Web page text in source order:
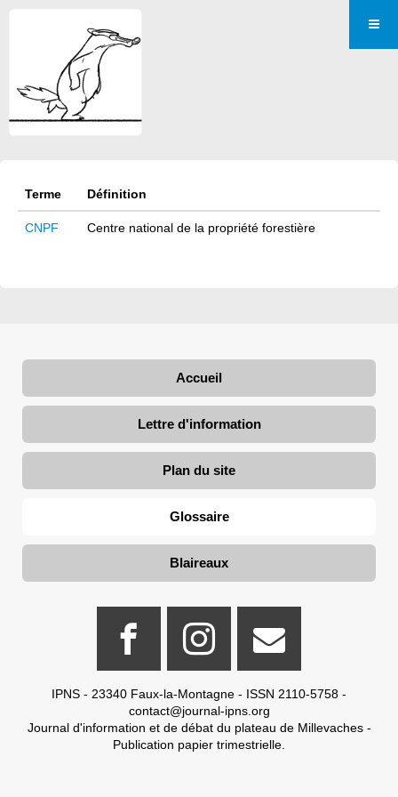
Terme Définition
CNPF Centre national de la propriété forestière
Accueil
Lettre d'information
Plan du site
Glossaire
Blaireaux
IPNS - 23340 Faux-la-Montagne - ISSN 2110-5758 -
contact@journal-ipns.org
Journal d'information et de débat du plateau de Millevaches -
Publication papier trimestrielle.